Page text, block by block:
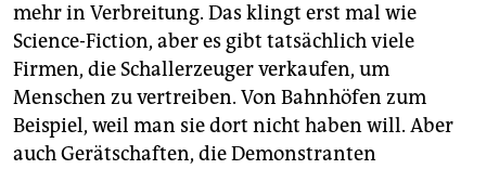
mehr in Verbreitung. Das klingt erst mal wie
Science-Fiction, aber es gibt tatsächlich viele
Firmen, die Schallerzeuger verkaufen, um
Menschen zu vertreiben. Von Bahnhöfen zum
Beispiel, weil man sie dort nicht haben will. Aber
auch Gerätschaften, die Demonstranten